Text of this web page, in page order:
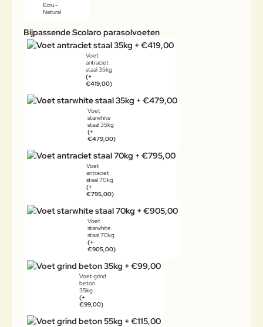
Ecru -
Natural
Bijpassende Scolaro parasolvoeten
Voet
antraciet
staal 35kg
(+
€419,00)
Voet
starwhite
staal 35kg
(+
€479,00)
Voet
antraciet
staal 70kg
(+
€795,00)
Voet
starwhite
staal 70kg
(+
€905,00)
Voet grind
beton
35kg
(+
€99,00)